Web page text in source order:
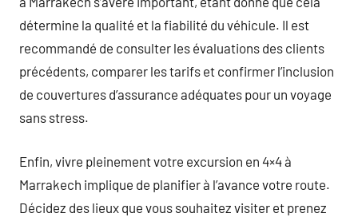
détermine la qualité et la fiabilité du véhicule. Il est
recommandé de consulter les évaluations des clients
précédents, comparer les tarifs et confirmer l’inclusion
de couvertures d’assurance adéquates pour un voyage
sans stress.
Enfin, vivre pleinement votre excursion en 4×4 à
Marrakech implique de planifier à l’avance votre route.
Décidez des lieux que vous souhaitez visiter et prenez